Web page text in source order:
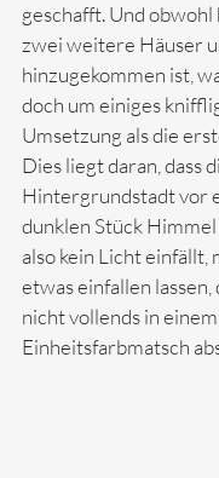
geschafft. Und
zwei weitere Häuser
hinzugekommen ist,
doch um einiges
Umsetzung als die
Dies liegt daran, dass
Hintergrundstadt vor
dunklen Stück
also kein Licht einfällt,
etwas einfallen
nicht vollends in
Einheitsfarbmatsch